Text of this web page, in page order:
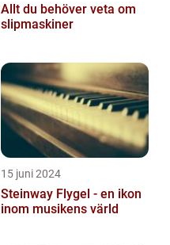
Allt du behöver veta om
slipmaskiner
15 juni 2024
Steinway Flygel - en ikon
inom musikens värld